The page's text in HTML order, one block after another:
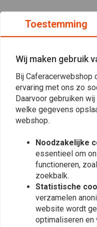
Op de
Toestemming
Wij maken gebruik
Bij Caferacerwebshop
ervaring met ons zo
Daarvoor gebruiken
welke gegevens
webshop.
Noodzakelijke
essentieel om
functioneren,
zoekbalk.
Statistische
verzamelen
website wordt
optimaliseren en